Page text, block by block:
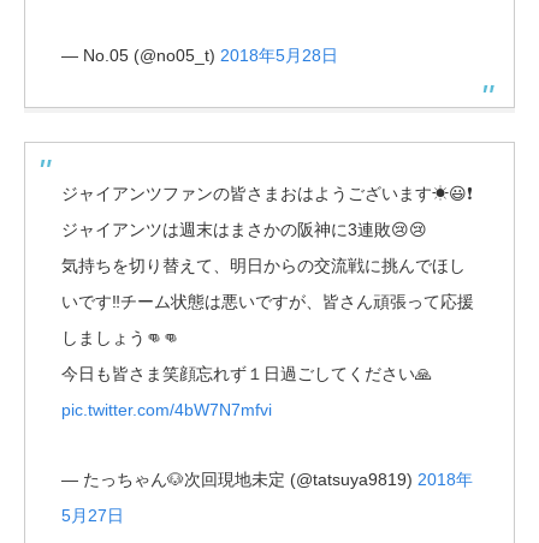
— No.05 (@no05_t) 2018年5月28日
ジャイアンツファンの皆さまおはようございます☀😃❗
ジャイアンツは週末はまさかの阪神に3連敗😢😢
気持ちを切り替えて、明日からの交流戦に挑んでほし
いです‼️チーム状態は悪いですが、皆さん頑張って応援
しましょう👊👊
今日も皆さま笑顔忘れず１日過ごしてください🙏
pic.twitter.com/4bW7N7mfvi
— たっちゃん🐶次回現地未定 (@tatsuya9819) 2018年
5月27日